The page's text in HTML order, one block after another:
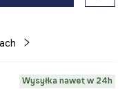
Wysyłka nawet w 24h